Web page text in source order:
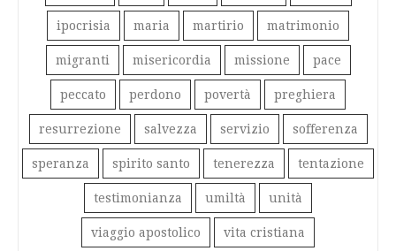
ipocrisia maria martirio matrimonio
migranti misericordia missione pace
peccato perdono povertà preghiera
resurrezione salvezza servizio sofferenza
speranza spirito santo tenerezza tentazione
testimonianza umiltà unità
viaggio apostolico vita cristiana